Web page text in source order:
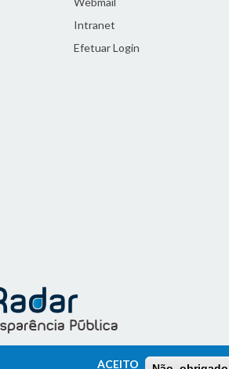
Intranet
Efetuar Login
ACEITO